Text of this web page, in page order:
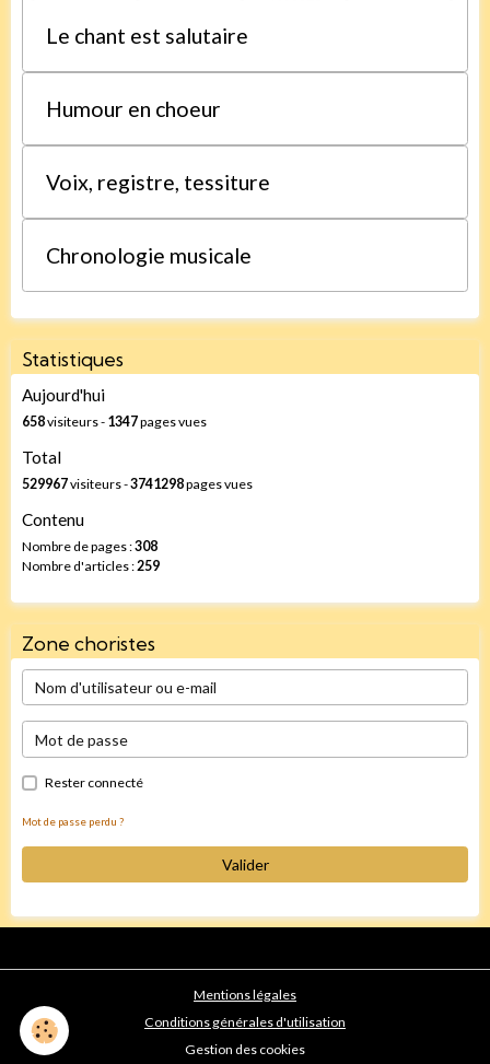
Le chant est salutaire
Humour en choeur
Voix, registre, tessiture
Chronologie musicale
Statistiques
Aujourd'hui
658visiteurs - 1347pages vues
Total
529967visiteurs -3741298pages vues
Contenu
Nombre de pages :308
Nombre d'articles : 259
Zone choristes
Rester connecté
Mot de passe perdu ?
Valider
Mentions légales
Conditions générales d'utilisation
Gestion des cookies